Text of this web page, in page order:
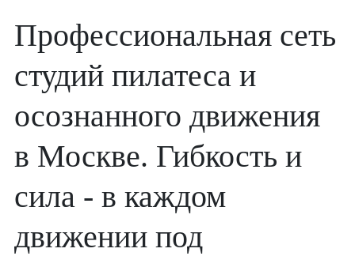
Профессиональная сеть
студий пилатеса и
осознанного движения
в Москве. Гибкость и
сила - в каждом
движении под